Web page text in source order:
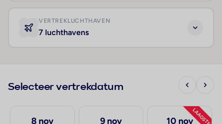
VERTREKLUCHTHAVEN
7 luchthavens
Selecteer vertrekdatum
8 nov 9 nov LAAGSTE
10 nov